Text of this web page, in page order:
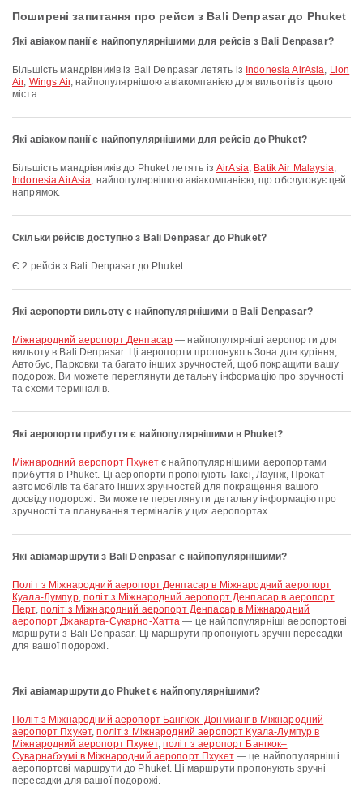
Поширені запитання про рейси з Bali Denpasar до Phuket
Які авіакомпанії є найпопулярнішими для рейсів з Bali Denpasar?
Більшість мандрівників із Bali Denpasar летять із Indonesia AirAsia, Lion
Air, Wings Air, найпопулярнішою авіакомпанією для вильотів із цього
міста.
Які авіакомпанії є найпопулярнішими для рейсів до Phuket?
Більшість мандрівників до Phuket летять ізAirAsia, Batik Air Malaysia,
Indonesia AirAsia, найпопулярнішою авіакомпанією, що обслуговує цей
напрямок.
Скільки рейсів доступно з Bali Denpasar до Phuket?
Є 2 рейсів з Bali Denpasar до Phuket.
Які аеропорти вильоту є найпопулярнішими в Bali Denpasar?
Міжнародний аеропорт Денпасар — найпопулярніші аеропорти для
вильоту в Bali Denpasar. Ці аеропорти пропонують Зона для куріння,
Автобус, Парковки та багато інших зручностей, щоб покращити вашу
подорож. Ви можете переглянути детальну інформацію про зручності
та схеми терміналів.
Які аеропорти прибуття є найпопулярнішими в Phuket?
Міжнародний аеропорт Пхукетє найпопулярнішими аеропортами
прибуття в Phuket. Ці аеропорти пропонують Таксі, Лаунж, Прокат
автомобілів та багато інших зручностей для покращення вашого
досвіду подорожі. Ви можете переглянути детальну інформацію про
зручності та планування терміналів у цих аеропортах.
Які авіамаршрути з Bali Denpasar є найпопулярнішими?
політ з Міжнародний аеропорт Денпасар в Міжнародний аеропорт
Куала-Лумпур, політ з Міжнародний аеропорт Денпасар в аеропорт
Перт, політ з Міжнародний аеропорт Денпасар в Міжнародний
аеропорт Джакарта-Сукарно-Хатта — це найпопулярніші аеропортові
маршрути з Bali Denpasar. Ці маршрути пропонують зручні пересадки
для вашої подорожі.
Які авіамаршрути до Phuket є найпопулярнішими?
політ з Міжнародний аеропорт Бангкок–Донмианг в Міжнародний
аеропорт Пхукет,політ з Міжнародний аеропорт Куала-Лумпур в
Міжнародний аеропорт Пхукет,політ з аеропорт Бангкок–
Суварнабхумі в Міжнародний аеропорт Пхукет— це найпопулярніші
аеропортові маршрути до Phuket. Ці маршрути пропонують зручні
пересадки для вашої подорожі.